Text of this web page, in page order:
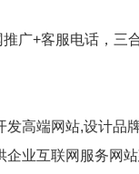
广+客服电话，三
高端网站,设计品
业互联网服务网